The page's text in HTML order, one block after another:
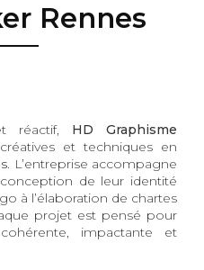
Rennes
réactif, HD Graphisme
et techniques en
. L’entreprise accompagne
de leur identité
à l’élaboration de chartes
projet est pensé pour
impactante et